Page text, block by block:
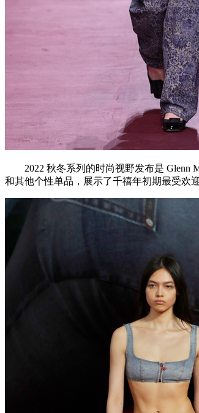
2022 秋冬系列的时尚视野发布是 Glenn
和其他个性单品，展示了千禧年初期最受欢